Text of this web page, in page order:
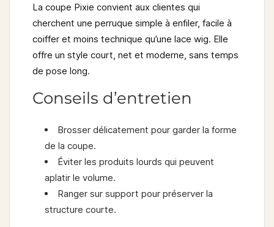
La coupe Pixie convient aux clientes qui
cherchent une perruque simple à enfiler, facile à
coiffer et moins technique qu’une lace wig. Elle
offre un style court, net et moderne, sans temps
de pose long.
Conseils d’entretien
Brosser délicatement pour garder la forme
de la coupe.
Éviter les produits lourds qui peuvent
aplatir le volume.
Ranger sur support pour préserver la
structure courte.